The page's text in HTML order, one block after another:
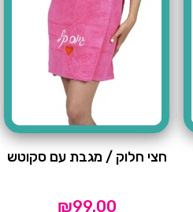
חצי חלוק / מגבת עם סקוטש
₪99.00